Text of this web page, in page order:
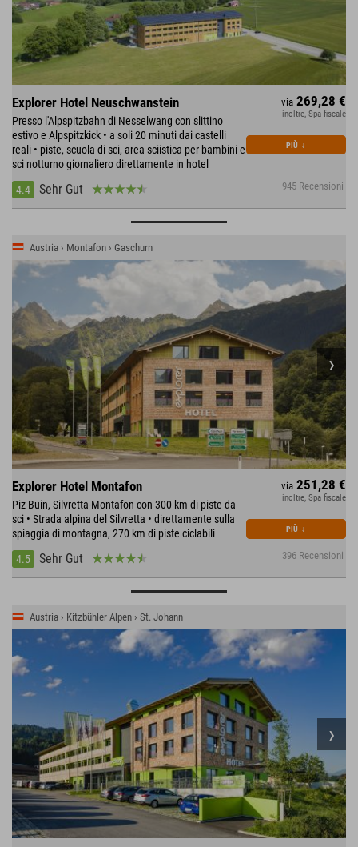
Explorer Hotel Neuschwanstein
Presso l'Alpspitzbahn di Nesselwang con slittino
estivo e Alpspitzkick • a soli 20 minuti dai castelli
reali • piste, scuola di sci, area sciistica per bambini e
sci notturno giornaliero direttamente in hotel
4.4
Sehr Gut 945 Recensioni
via 269,28 €
inoltre, Spa fiscale
PIÙ ↓
Austria › Montafon › Gaschurn
Explorer Hotel Montafon
Piz Buin, Silvretta-Montafon con 300 km di piste da
sci • Strada alpina del Silvretta • direttamente sulla
spiaggia di montagna, 270 km di piste ciclabili
4.5
Sehr Gut 396 Recensioni
via 251,28 €
inoltre, Spa fiscale
PIÙ ↓
Austria › Kitzbühler Alpen › St. Johann